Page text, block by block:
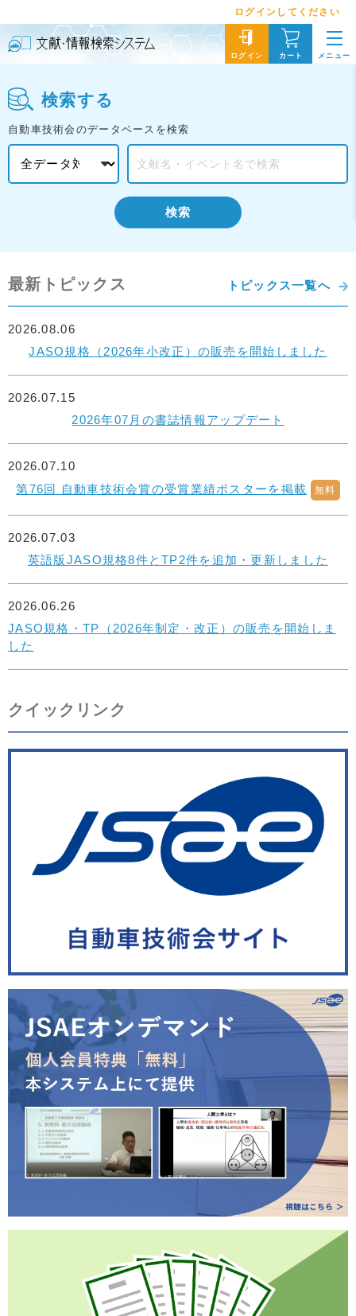
ログインしてください
ログイン カート メニュー
検索する
自動車技術会のデータベースを検索
検索
最新トピックス トピックス一覧へ
JASO規格（2026年小改正）の販売を開始しました
2026.08.06
2026年07月の書誌情報アップデート
2026.07.15
第76回 自動車技術会賞の受賞業績ポスターを掲載 無料
2026.07.10
英語版JASO規格8件とTP2件を追加・更新しました
2026.07.03
JASO規格・TP（2026年制定・改正）の販売を開始しま
した
2026.06.26
クイックリンク